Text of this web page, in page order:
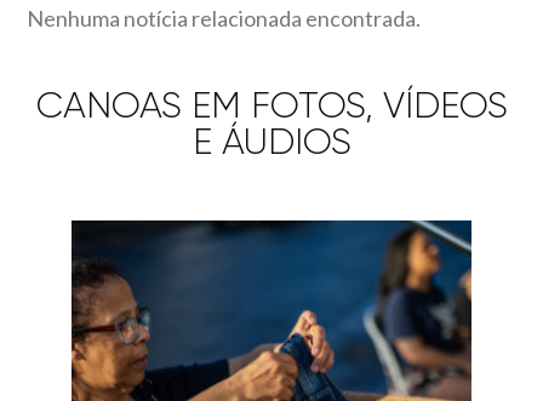
Nenhuma notícia relacionada encontrada.
CANOAS EM FOTOS, VÍDEOS
E ÁUDIOS